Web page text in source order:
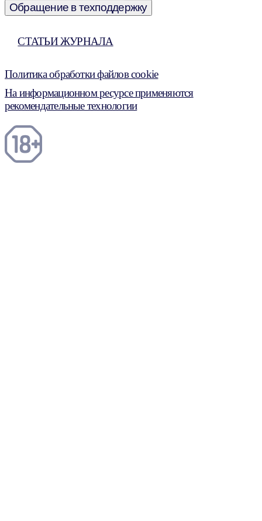
Обращение в техподдержку
СТАТЬИ ЖУРНАЛА
Политика обработки файлов cookie
На информационном ресурсе применяются
рекомендательные технологии